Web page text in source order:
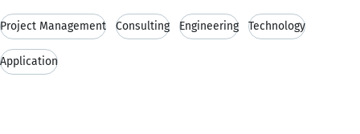
Project Management Consulting Engineering Technology
Application